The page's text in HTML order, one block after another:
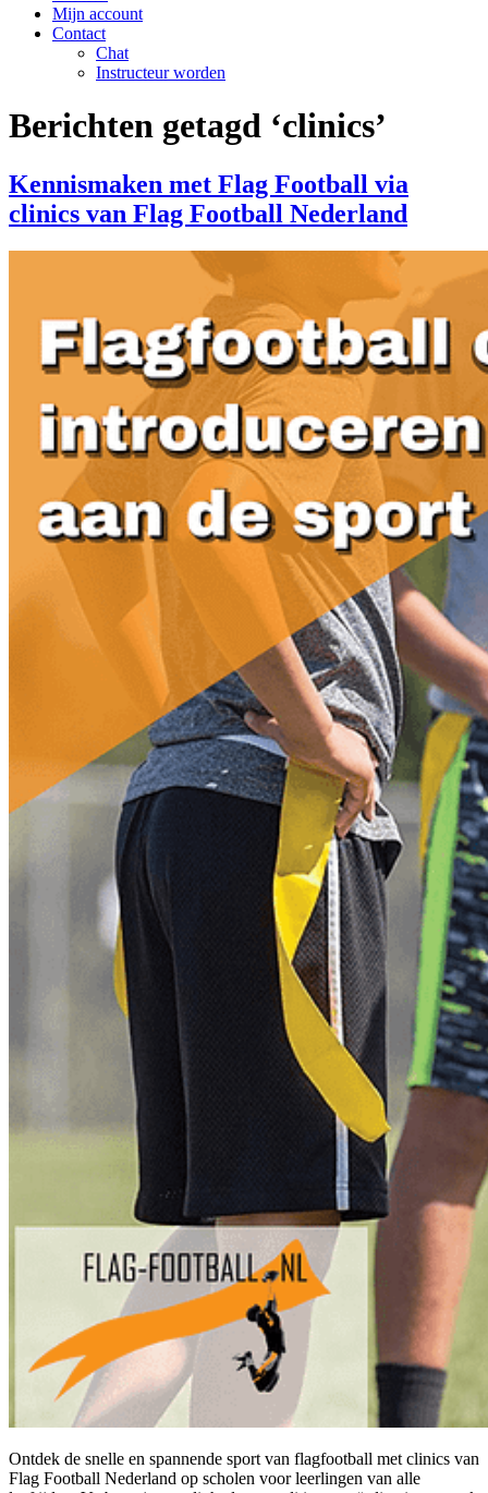
Mijn account
Contact
Chat
Instructeur worden
Berichten getagd ‘clinics’
Kennismaken met Flag Football via
clinics van Flag Football Nederland
Ontdek de snelle en spannende sport van flagfootball met clinics van
Flag Football Nederland op scholen voor leerlingen van alle